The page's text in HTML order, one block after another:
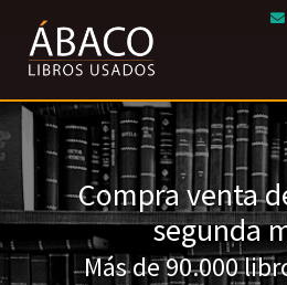
Compra venta
segunda
Más de 90.000